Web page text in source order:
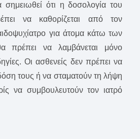
σημειωθεί ότι η δοσολογία του
να καθορίζεται από τον
για άτομα κάτω των
να λαμβάνεται μόνο
Οι ασθενείς δεν πρέπει να
τους ή να σταματούν τη λήψη
να συμβουλευτούν τον ιατρό